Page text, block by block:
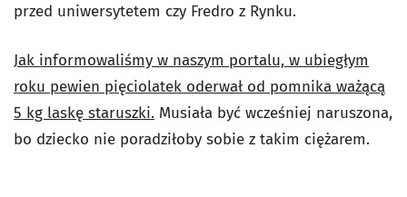
przed uniwersytetem czy Fredro z Rynku.
Jak informowaliśmy w naszym portalu, w ubiegłym
roku pewien pięciolatek oderwał od pomnika ważącą
5 kg laskę staruszki. Musiała być wcześniej naruszona,
bo dziecko nie poradziłoby sobie z takim ciężarem.